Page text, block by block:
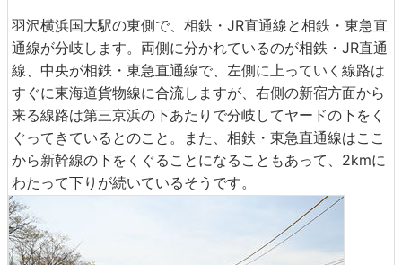
羽沢横浜国大駅の東側で、相鉄・JR直通線と相鉄・東急直
通線が分岐します。両側に分かれているのが相鉄・JR直通
線、中央が相鉄・東急直通線で、左側に上っていく線路は
すぐに東海道貨物線に合流しますが、右側の新宿方面から
来る線路は第三京浜の下あたりで分岐してヤードの下をく
ぐってきているとのこと。また、相鉄・東急直通線はここ
から新幹線の下をくぐることになることもあって、2kmに
わたって下りが続いているそうです。